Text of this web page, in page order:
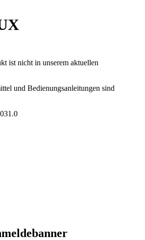
ist nicht in unserem aktuellen
und Bedienungsanleitungen sind
Vertriebs-GmbH, D-71364